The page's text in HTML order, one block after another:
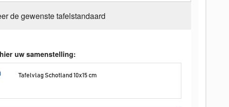
de gewenste tafelstandaard
uw samenstelling:
Tafelvlag Schotland 10x15 cm